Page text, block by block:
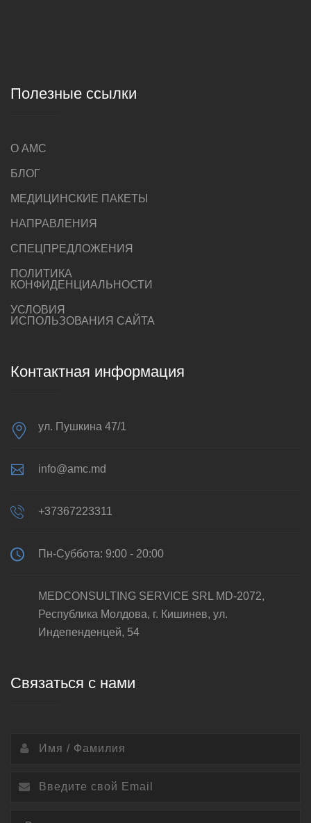
Полезные ссылки
О AMC
БЛОГ
МЕДИЦИНСКИЕ ПАКЕТЫ
НАПРАВЛЕНИЯ
СПЕЦПРЕДЛОЖЕНИЯ
ПОЛИТИКА
КОНФИДЕНЦИАЛЬНОСТИ
УСЛОВИЯ
ИСПОЛЬЗОВАНИЯ САЙТА
Контактная информация
ул. Пушкина 47/1
info@amc.md
+37367223311
Пн-Суббота: 9:00 - 20:00
MEDCONSULTING SERVICE SRL MD-2072,
Республика Молдова, г. Кишинев, ул.
Индепенденцей, 54
Связаться с нами